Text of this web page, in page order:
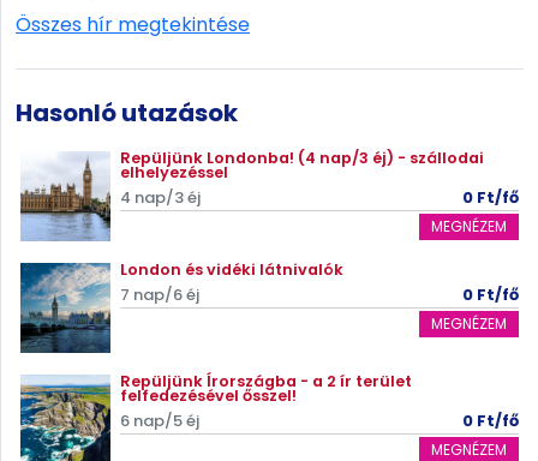
Összes hír megtekintése
Hasonló utazások
Repüljünk Londonba! (4 nap/3 éj) - szállodai
elhelyezéssel
4 nap/3 éj 0 Ft/fő
MEGNÉZEM
London és vidéki látnivalók
7 nap/6 éj 0 Ft/fő
MEGNÉZEM
Repüljünk Írországba - a 2 ír terület
felfedezésével ősszel!
6 nap/5 éj 0 Ft/fő
MEGNÉZEM